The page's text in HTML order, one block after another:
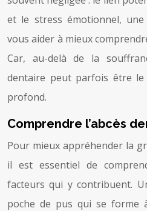
et le stress émotionnel,
vous aider à mieux
Car, au-delà de la
dentaire peut parfois être le
profond.
Comprendre l’abcès
Pour mieux appréhender la
il est essentiel de
facteurs qui y contribuent.
poche de pus qui se forme